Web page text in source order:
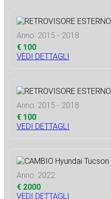
Anno: 2015 - 2018
€ 100
VEDI DETTAGLI
Anno: 2015 - 2018
€ 100
VEDI DETTAGLI
Anno: 2022
€ 2000
VEDI DETTAGLI